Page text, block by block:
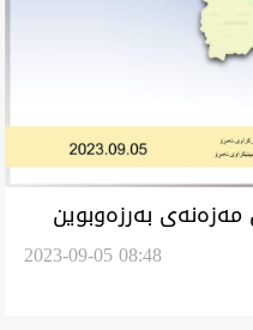
بەرزەوبوین
2023-09-05 08:48